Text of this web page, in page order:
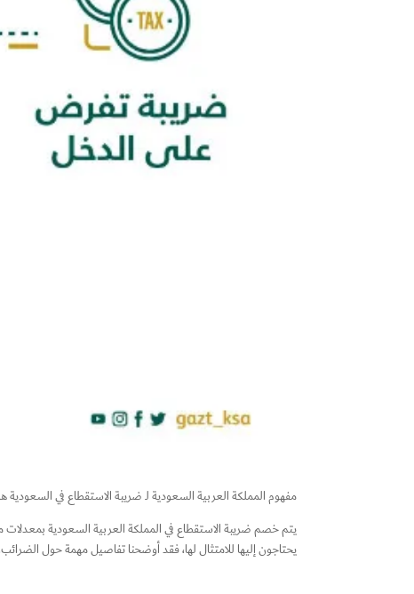
مفهوم المملكة العربية السعودية لـ ضريبة الاستقطاع في
يتم خصم ضريبة الاستقطاع في المملكة العربية السعودية بمعدلات
يحتاجون إليها للامتثال لها، فقد أوضحنا تفاصيل مهمة حول